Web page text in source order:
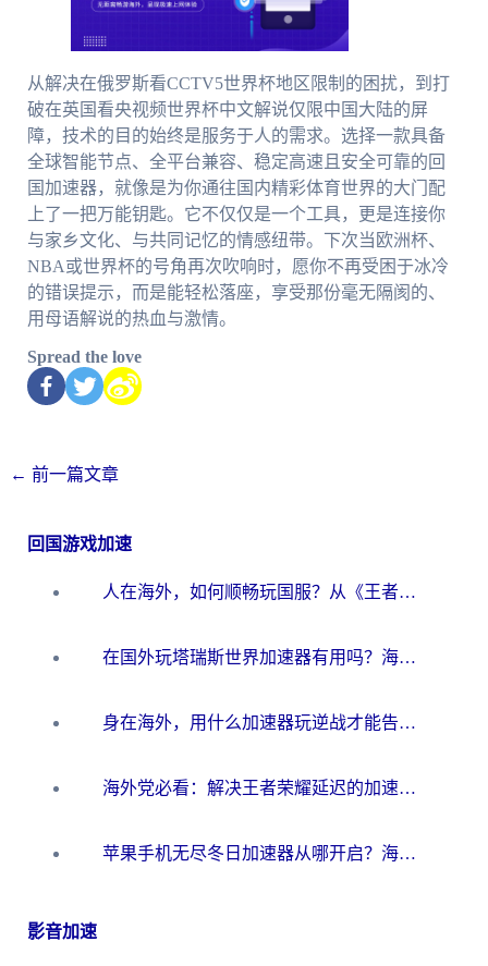
从解决在俄罗斯看CCTV5世界杯地区限制的困扰，到打
破在英国看央视频世界杯中文解说仅限中国大陆的屏
障，技术的目的始终是服务于人的需求。选择一款具备
全球智能节点、全平台兼容、稳定高速且安全可靠的回
国加速器，就像是为你通往国内精彩体育世界的大门配
上了一把万能钥匙。它不仅仅是一个工具，更是连接你
与家乡文化、与共同记忆的情感纽带。下次当欧洲杯、
NBA或世界杯的号角再次吹响时，愿你不再受困于冰冷
的错误提示，而是能轻松落座，享受那份毫无隔阂的、
用母语解说的热血与激情。
Spread the love
← 前一篇文章
回国游戏加速
人在海外，如何顺畅玩国服？从《王者荣耀》到《云图计划》的加速器终极指南
在国外玩塔瑞斯世界加速器有用吗？海外玩家亲测后的真实答案
身在海外，用什么加速器玩逆战才能告别延迟？
海外党必看：解决王者荣耀延迟的加速器终极指南——从EVE到猫和老鼠，一个工具全搞定
苹果手机无尽冬日加速器从哪开启？海外玩家的冬日生存指南
影音加速